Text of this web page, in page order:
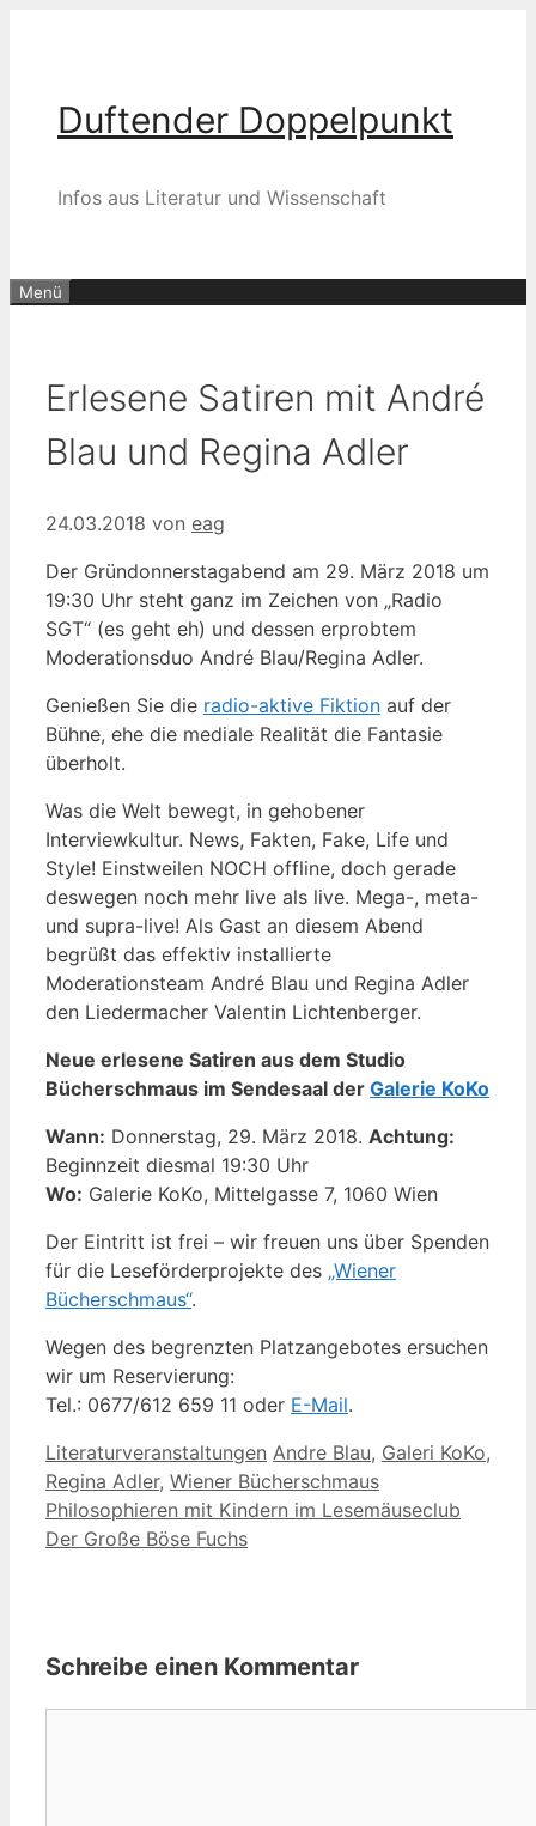
Duftender Doppelpunkt
Infos aus Literatur und Wissenschaft
Menü
Erlesene Satiren mit André
Blau und Regina Adler
24.03.2018 von eag
Der Gründonnerstagabend am 29. März 2018 um
19:30 Uhr steht ganz im Zeichen von „Radio
SGT“ (es geht eh) und dessen erprobtem
Moderationsduo André Blau/Regina Adler.
Genießen Sie die radio-aktive Fiktion auf der
Bühne, ehe die mediale Realität die Fantasie
überholt.
Was die Welt bewegt, in gehobener
Interviewkultur. News, Fakten, Fake, Life und
Style! Einstweilen NOCH offline, doch gerade
deswegen noch mehr live als live. Mega-, meta-
und supra-live! Als Gast an diesem Abend
begrüßt das effektiv installierte
Moderationsteam André Blau und Regina Adler
den Liedermacher Valentin Lichtenberger.
Neue erlesene Satiren aus dem Studio
Bücherschmaus im Sendesaal der Galerie KoKo
Wann: Donnerstag, 29. März 2018. Achtung:
Beginnzeit diesmal 19:30 Uhr
Wo: Galerie KoKo, Mittelgasse 7, 1060 Wien
Der Eintritt ist frei – wir freuen uns über Spenden
für die Leseförderprojekte des „Wiener
Bücherschmaus“.
Wegen des begrenzten Platzangebotes ersuchen
wir um Reservierung:
Tel.: 0677/612 659 11 oder E-Mail.
Kategorien
Literaturveranstaltungen Schlagwörter
Andre Blau, Galeri KoKo,
Regina Adler, Wiener Bücherschmaus
Philosophieren mit Kindern im Lesemäuseclub
Der Große Böse Fuchs
Schreibe einen Kommentar